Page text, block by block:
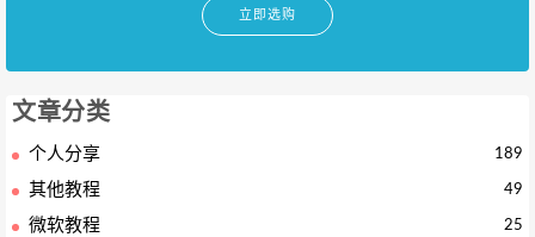
立即选购
文章分类
个人分享 189
其他教程 49
微软教程 25